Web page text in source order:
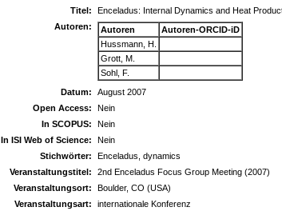
Titel:
Enceladus: Internal Dynamics and Heat
Autoren:
Autoren
Autoren-ORCID-iD
Hussmann, H.
Grott, M.
Sohl, F.
Datum:
August 2007
Open Access:
Nein
In SCOPUS:
Nein
In ISI Web of Science:
Nein
Stichwörter:
Enceladus, dynamics
Veranstaltungstitel:
2nd Enceladus Focus Group Meeting (2007)
Veranstaltungsort:
Boulder, CO (USA)
Veranstaltungsart:
internationale Konferenz